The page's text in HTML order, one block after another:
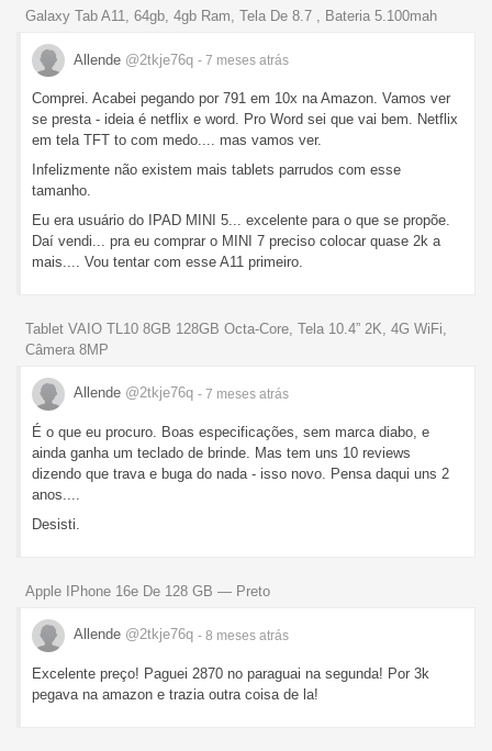
Galaxy Tab A11, 64gb, 4gb Ram, Tela De 8.7 , Bateria 5.100mah
Allende @2tkje76q - 7 meses atrás
Comprei. Acabei pegando por 791 em 10x na Amazon. Vamos ver
se presta - ideia é netflix e word. Pro Word sei que vai bem. Netflix
em tela TFT to com medo.... mas vamos ver.
Infelizmente não existem mais tablets parrudos com esse
tamanho.
Eu era usuário do IPAD MINI 5... excelente para o que se propõe.
Daí vendi... pra eu comprar o MINI 7 preciso colocar quase 2k a
mais.... Vou tentar com esse A11 primeiro.
Tablet VAIO TL10 8GB 128GB Octa-Core, Tela 10.4” 2K, 4G WiFi,
Câmera 8MP
Allende @2tkje76q - 7 meses atrás
É o que eu procuro. Boas especificações, sem marca diabo, e
ainda ganha um teclado de brinde. Mas tem uns 10 reviews
dizendo que trava e buga do nada - isso novo. Pensa daqui uns 2
anos....
Desisti.
Apple IPhone 16e De 128 GB — Preto
Allende @2tkje76q - 8 meses atrás
Excelente preço! Paguei 2870 no paraguai na segunda! Por 3k
pegava na amazon e trazia outra coisa de la!